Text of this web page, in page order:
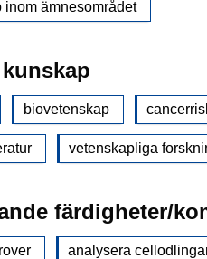
inom ämnesområdet
biovetenskap
vetenskapliga
färdigheter/
analysera